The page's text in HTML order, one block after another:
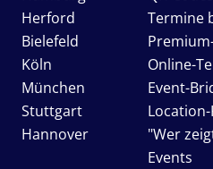
Herford
Bielefeld
Köln
München
Stuttgart
Hannover
Termine
Online-
Event-
"Wer
Events